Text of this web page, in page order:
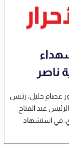
ناصر
عصام خليل، رئيس
عبد الفتاح
في استشهاد